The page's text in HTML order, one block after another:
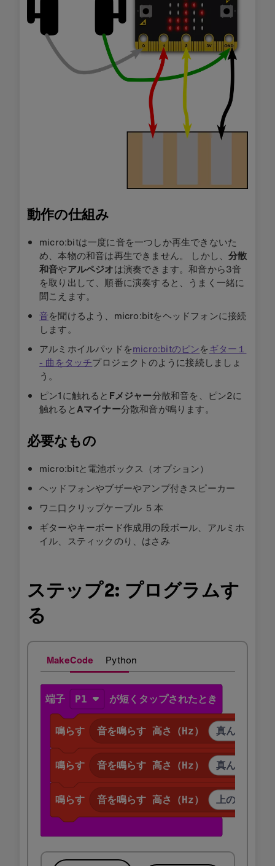
動作の仕組み
micro:bitは一度に音を一つしか再生できないた
め、本物の和音は再生できません。 しかし、分散
和音やアルペジオは演奏できます。和音から3音
を取り出して、順番に演奏すると、うまく一緒に
聞こえます。
音を聞けるよう、 micro:bitをヘッドフォンに接続
します。
アルミホイルパッドをmicro:bitのピンをギター１
- 曲をタッチプロジェクト のように接続しましょ
う。
ピン1に触れると Fメジャー分散和音を、
ピン2に
触れるとAマイナー分散和音が鳴ります。
必要なもの
micro:bitと電池ボックス（オプション）
ヘッドフォンやブザーやアンプ付きスピーカー
ワニ口クリップケーブル ５本
ギターやキーボード作成用の段ボール、アルミホ
イル、スティックのり、はさみ
ステップ2: プログラムす
る
MakeCode Python